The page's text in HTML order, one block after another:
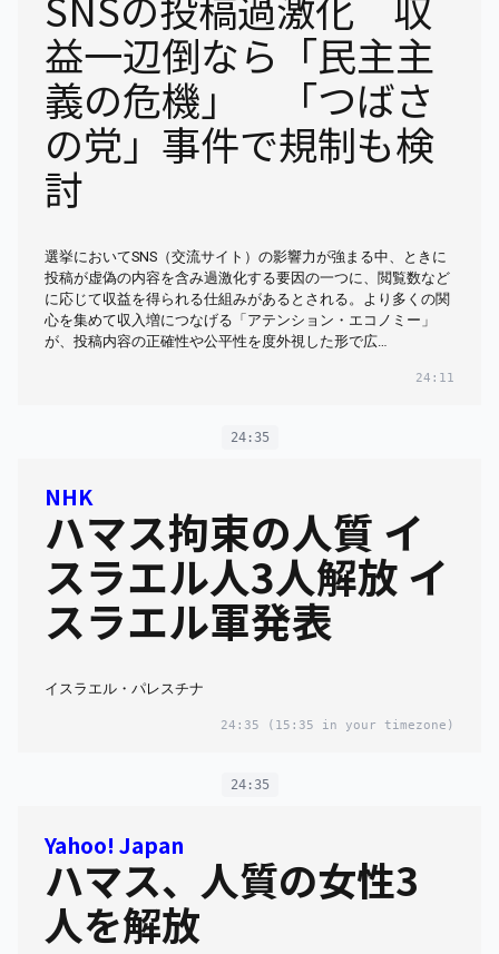
益一辺倒なら「民主主
義の危機」 「つばさ
の党」事件で規制も検
討
選挙においてSNS（交流サイト）の影響力が強まる中、ときに
投稿が虚偽の内容を含み過激化する要因の一つに、閲覧数など
に応じて収益を得られる仕組みがあるとされる。より多くの関
心を集めて収入増につなげる「アテンション・エコノミー」
が、投稿内容の正確性や公平性を度外視した形で広…
24:11
24:35
NHK
ハマス拘束の人質 イ
スラエル人3人解放 イ
スラエル軍発表
イスラエル・パレスチナ
24:35 (15:35 in your timezone)
24:35
Yahoo! Japan
ハマス、人質の女性3
人を解放